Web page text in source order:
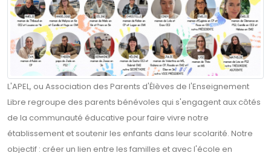
L'APEL, ou Association des Parents d'Élèves de l'Enseignement
Libre regroupe des parents bénévoles qui s'engagent aux côtés
de la communauté éducative pour faire vivre notre
établissement et soutenir les enfants dans leur scolarité. Notre
objectif : créer un lien entre les familles et avec l'école en